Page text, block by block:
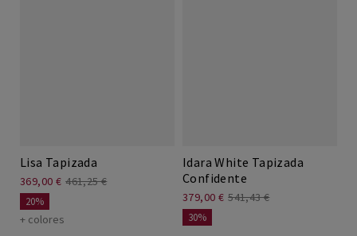
Lisa Tapizada
369,00 € 461,25 €
20%
+ colores
Idara White Tapizada
Confidente
379,00 € 541,43 €
30%